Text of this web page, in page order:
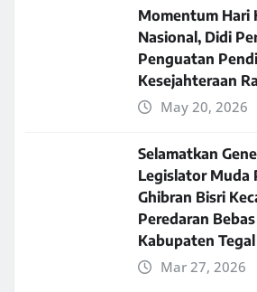
Momentum Hari
Nasional, Didi
Penguatan
Kesejahteraan
May 20, 2026
Selamatkan
Legislator Muda
Ghibran Bisri
Peredaran
Kabupaten Tegal
Mar 27, 2026